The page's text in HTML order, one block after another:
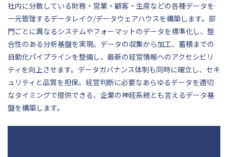
社内に分散している財務・営業・顧客・生産などの各種データを
一元管理するデータレイク/データウェアハウスを構築します。部
門ごとに異なるシステムやフォーマットのデータを標準化し、整
合性のある分析基盤を実現。データの収集から加工、蓄積までの
自動化パイプラインを整備し、最新の経営情報へのアクセシビリ
ティを向上させます。データガバナンス体制も同時に確立し、セキ
ュリティと品質を担保。経営判断に必要なあらゆるデータを適切
なタイミングで提供できる、企業の神経系統とも言えるデータ基
盤を構築します。